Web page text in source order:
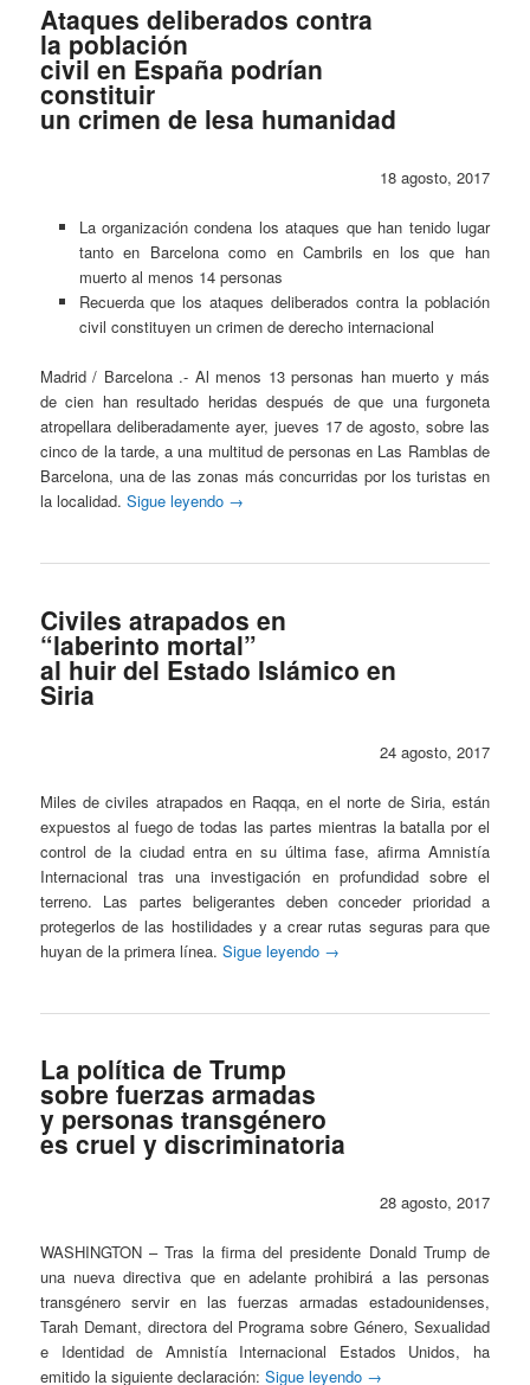
Ataques deliberados contra
la población
civil en España podrían
constituir
un crimen de lesa humanidad
18 agosto, 2017
La organización condena los ataques que han tenido lugar
tanto en Barcelona como en Cambrils en los que han
muerto al menos 14 personas
Recuerda que los ataques deliberados contra la población
civil constituyen un crimen de derecho internacional
Madrid / Barcelona .- Al menos 13 personas han muerto y más
de cien han resultado heridas después de que una furgoneta
atropellara deliberadamente ayer, jueves 17 de agosto, sobre las
cinco de la tarde, a una multitud de personas en Las Ramblas de
Barcelona, una de las zonas más concurridas por los turistas en
la localidad.Sigue leyendo →
Civiles atrapados en
“laberinto mortal”
al huir del Estado Islámico en
Siria
24 agosto, 2017
Miles de civiles atrapados en Raqqa, en el norte de Siria, están
expuestos al fuego de todas las partes mientras la batalla por el
control de la ciudad entra en su última fase, afirma Amnistía
Internacional tras una investigación en profundidad sobre el
terreno. Las partes beligerantes deben conceder prioridad a
protegerlos de las hostilidades y a crear rutas seguras para que
huyan de la primera línea.Sigue leyendo →
La política de Trump
sobre fuerzas armadas
y personas transgénero
es cruel y discriminatoria
28 agosto, 2017
WASHINGTON – Tras la firma del presidente Donald Trump de
una nueva directiva que en adelante prohibirá a las personas
transgénero servir en las fuerzas armadas estadounidenses,
Tarah Demant, directora del Programa sobre Género, Sexualidad
e Identidad de Amnistía Internacional Estados Unidos, ha
emitido la siguiente declaración:Sigue leyendo →